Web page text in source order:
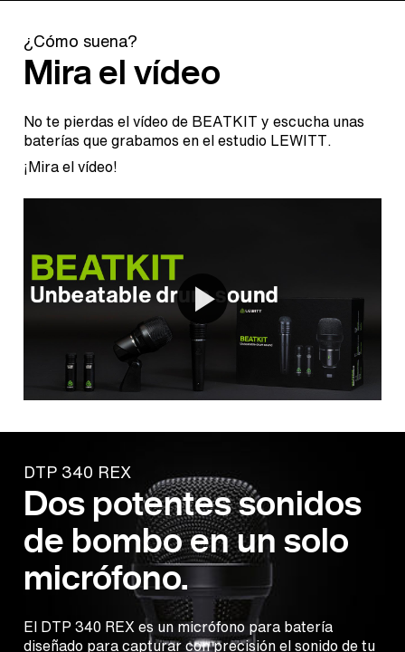
¿Cómo suena?
Mira el vídeo
No te pierdas el vídeo de BEATKIT y escucha unas
baterías que grabamos en el estudio LEWITT.
¡Mira el vídeo!
DTP 340 REX
Dos potentes sonidos
de bombo en un solo
micrófono.
El DTP 340 REX es un micrófono para batería
diseñado para capturar con precisión el sonido de tu